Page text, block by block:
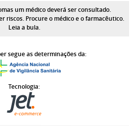
um médico deverá ser consultado.
riscos. Procure o médico e o farmacêutico.
Leia a bula.
segue as determinações da:
Tecnologia: